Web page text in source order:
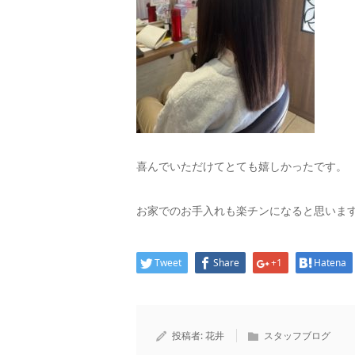
喜んでいただけてとても嬉しかったです。
お家でのお手入れも楽チンになると思いま
Tweet Share +1 Hatena
投稿者:花井 スタッフブログ